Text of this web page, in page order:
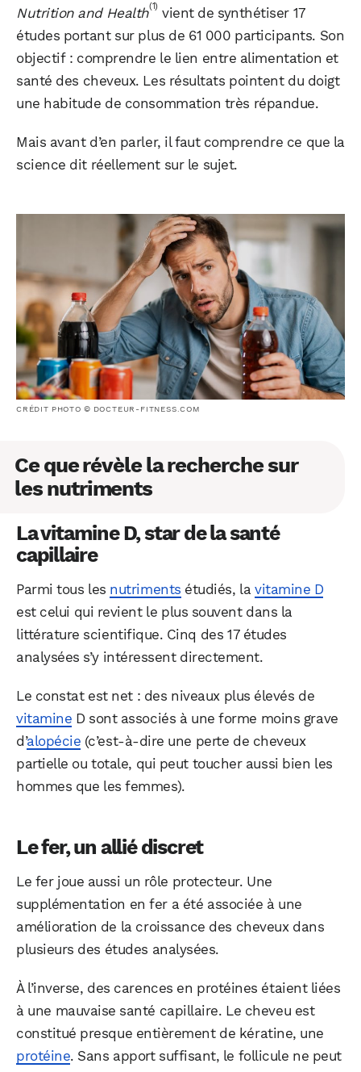
Nutrition and Health(1) vient de synthétiser 17
études portant sur plus de 61 000 participants. Son
objectif : comprendre le lien entre alimentation et
santé des cheveux. Les résultats pointent du doigt
une habitude de consommation très répandue.
Mais avant d’en parler, il faut comprendre ce que la
science dit réellement sur le sujet.
CRÉDIT PHOTO © DOCTEUR-FITNESS.COM
Ce que révèle la recherche sur
les nutriments
La vitamine D, star de la santé
capillaire
Parmi tous les nutriments étudiés, la vitamine D
est celui qui revient le plus souvent dans la
littérature scientifique. Cinq des 17 études
analysées s’y intéressent directement.
Le constat est net : des niveaux plus élevés de
vitamine D sont associés à une forme moins grave
d’alopécie (c’est-à-dire une perte de cheveux
partielle ou totale, qui peut toucher aussi bien les
hommes que les femmes).
Le fer, un allié discret
Le fer joue aussi un rôle protecteur. Une
supplémentation en fer a été associée à une
amélioration de la croissance des cheveux dans
plusieurs des études analysées.
À l’inverse, des carences en protéines étaient liées
à une mauvaise santé capillaire. Le cheveu est
constitué presque entièrement de kératine, une
protéine. Sans apport suffisant, le follicule ne peut